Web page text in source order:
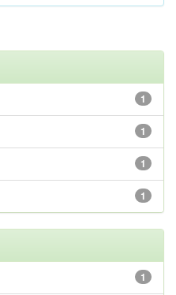
1
1
1
1
1